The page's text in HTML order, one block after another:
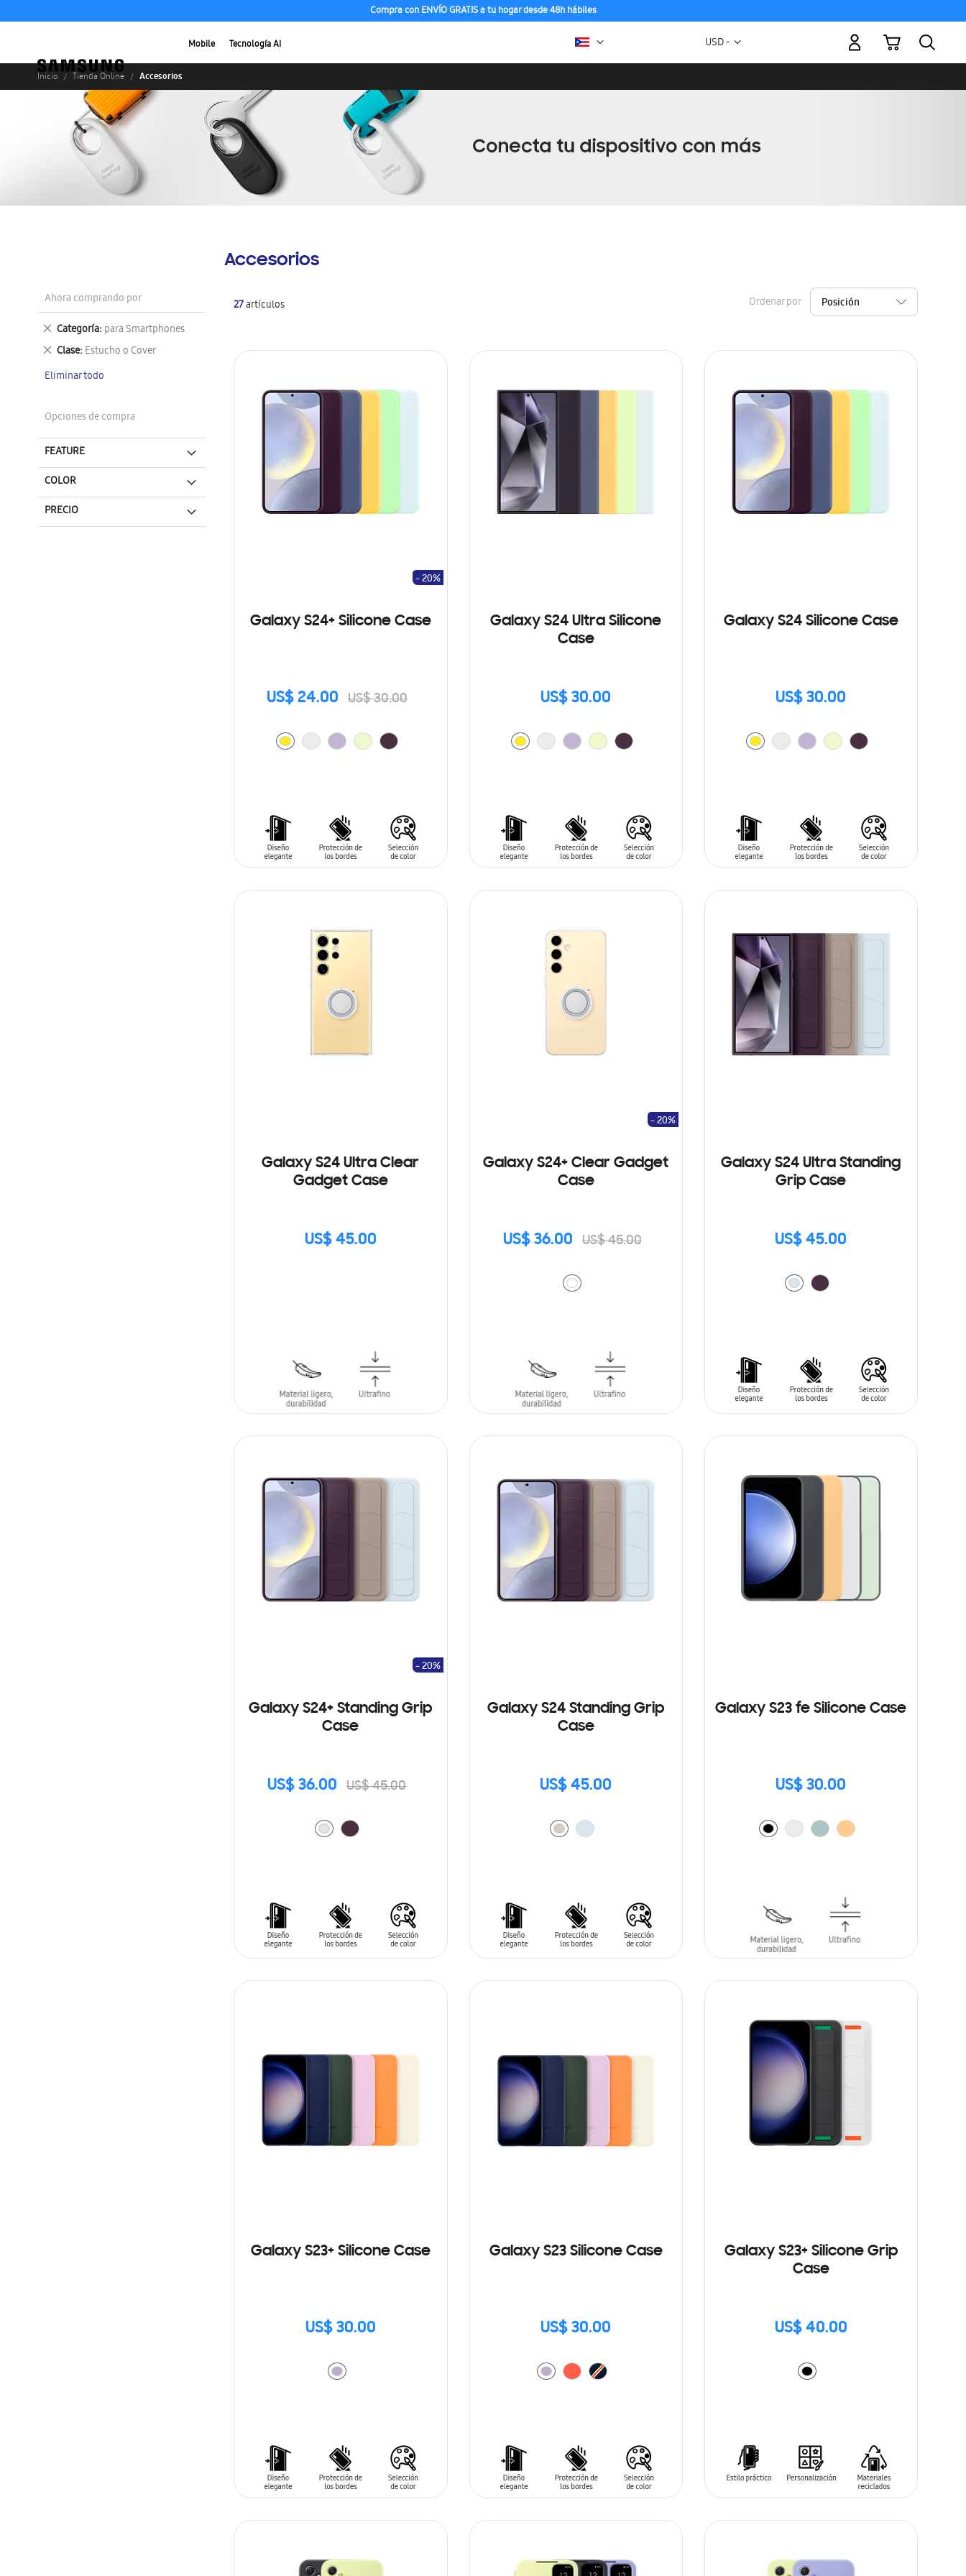
Compra con ENVÍO GRATIS a tu hogar desde 48h hábiles
Mobile Tecnología AI Moneda
USD -
Mi carrito
Inicio Tienda Online Accesorios
Accesorios
27artículos Ordenar por
Galaxy S24+ Silicone Case
US$ 24.00 US$ 30.00
- 20%
Galaxy S24 Ultra Silicone
Case
US$ 30.00
Galaxy S24 Silicone Case
US$ 30.00
Galaxy S24 Ultra Clear
Gadget Case
US$ 45.00
SIN
Galaxy S24+ Clear Gadget
Case
US$ 36.00 US$ 45.00
- 20%
Galaxy S24 Ultra Standing
Grip Case
US$ 45.00
Galaxy S24+ Standing Grip
Case
US$ 36.00 US$ 45.00
- 20%
Galaxy S24 Standing Grip
Case
US$ 45.00
Galaxy S23 fe Silicone Case
US$ 30.00
Galaxy S23+ Silicone Case
US$ 30.00
Galaxy S23 Silicone Case
US$ 30.00
Galaxy S23+ Silicone Grip
Case
US$ 40.00
Ahora comprando por
Categoría para Smartphones
Eliminar
este
artículo
Clase Estucho o Cover
Eliminar
artículo
Eliminar todo
Opciones de compra
FEATURE
COLOR
PRECIO